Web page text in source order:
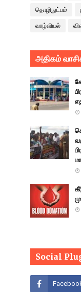
தொழிநுட்பம்
வாழ்வியல்
அதிகம்
Social